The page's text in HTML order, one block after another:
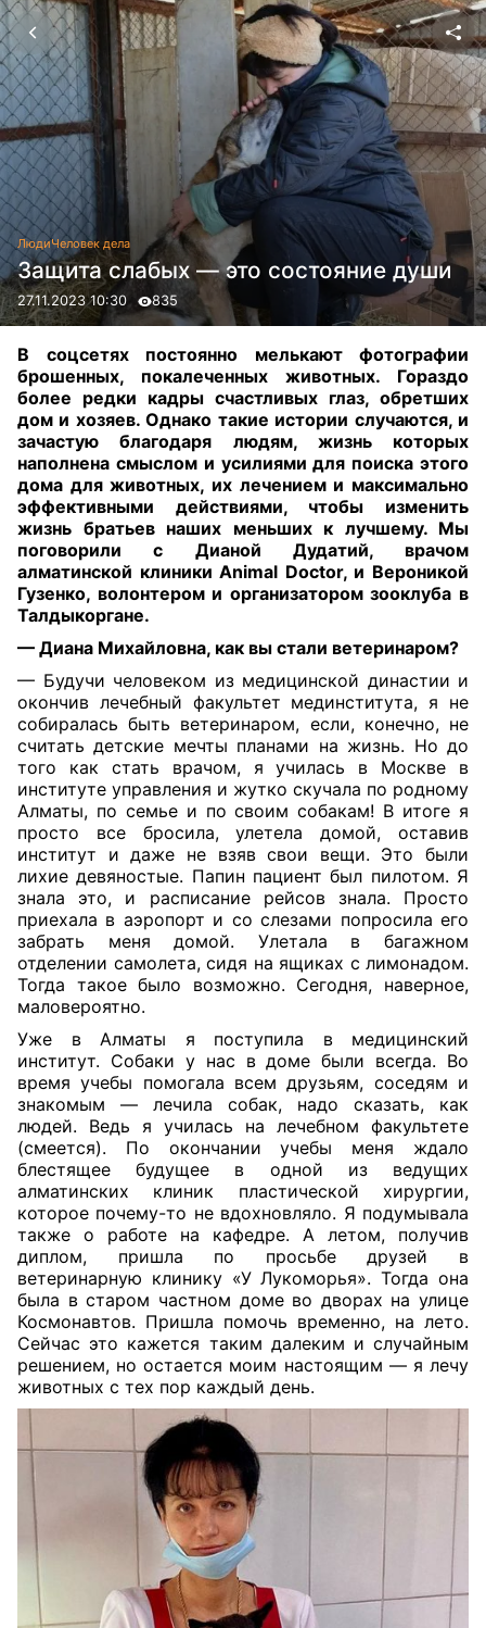
ЛюдиЧеловек дела
Защита слабых — это состояние души
27.11.2023 10:30 835
В соцсетях постоянно мелькают фотографии
брошенных, покалеченных животных. Гораздо
более редки кадры счастливых глаз, обретших
дом и хозяев. Однако такие истории случаются, и
зачастую благодаря людям, жизнь которых
наполнена смыслом и усилиями для поиска этого
дома для животных, их лечением и максимально
эффективными действиями, чтобы изменить
жизнь братьев наших меньших к лучшему. Мы
поговорили с Дианой Дудатий, врачом
алматинской клиники Animal Doctor, и Вероникой
Гузенко, волонтером и организатором зооклуба в
Талдыкоргане.
— Диана Михайловна, как вы стали ветеринаром?
— Будучи человеком из медицинской династии и
окончив лечебный факультет мединститута, я не
собиралась быть ветеринаром, если, конечно, не
считать детские мечты планами на жизнь. Но до
того как стать врачом, я училась в Москве в
институте управления и жутко скучала по родному
Алматы, по семье и по своим собакам! В итоге я
просто все бросила, улетела домой, оставив
институт и даже не взяв свои вещи. Это были
лихие девяностые. Папин пациент был пилотом. Я
знала это, и расписание рейсов знала. Просто
приехала в аэропорт и со слезами попросила его
забрать меня домой. Улетала в багажном
отделении самолета, сидя на ящиках с лимонадом.
Тогда такое было возможно. Сегодня, наверное,
маловероятно.
Уже в Алматы я поступила в медицинский
институт. Собаки у нас в доме были всегда. Во
время учебы помогала всем друзьям, соседям и
знакомым — лечила собак, надо сказать, как
людей. Ведь я училась на лечебном факультете
(смеется). По окончании учебы меня ждало
блестящее будущее в одной из ведущих
алматинских клиник пластической хирургии,
которое почему-то не вдохновляло. Я подумывала
также о работе на кафедре. А летом, получив
диплом, пришла по просьбе друзей в
ветеринарную клинику «У Лукоморья». Тогда она
была в старом частном доме во дворах на улице
Космонавтов. Пришла помочь временно, на лето.
Сейчас это кажется таким далеким и случайным
решением, но остается моим настоящим — я лечу
животных с тех пор каждый день.